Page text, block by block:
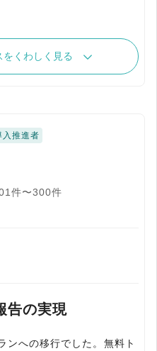
くわしく見る
入推進者
件〜300件
告の実現
ンへの移行でした。無料ト